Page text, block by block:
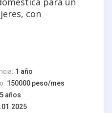
con
1 año
150000 peso/mes
años